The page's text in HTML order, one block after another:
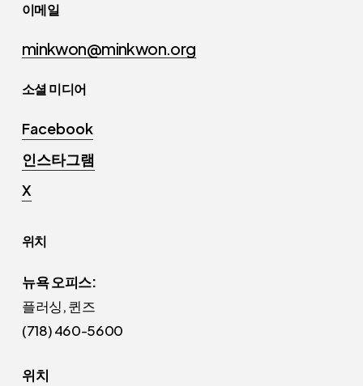
이메일
minkwon@minkwon.org
소셜 미디어
Facebook
인스타그램
X
위치
뉴욕 오피스:
플러싱, 퀸즈
(718) 460-5600
위치